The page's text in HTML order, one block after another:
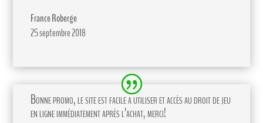
France Roberge
25 septembre 2018
Bonne promo, le site est facile a utiliser et accès au droit de jeu
en ligne immédiatement après l’achat, merci!